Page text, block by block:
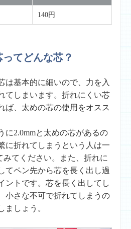
140円
てどんな芯？
は基本的に細いので、力を入
てしまいます。折れにくい芯
ば、太めの芯の使用をオスス
に2.0mmと太めの芯があるの
に折れてしまうという人は一
みてください。また、折れに
てペン先から芯を長く出し過
ントです。芯を長く出してし
小さな不可で折れてしまうの
ましょう。